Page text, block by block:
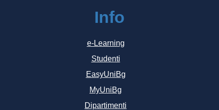
Info
e-Learning
Studenti
EasyUniBg
MyUniBg
Dipartimenti